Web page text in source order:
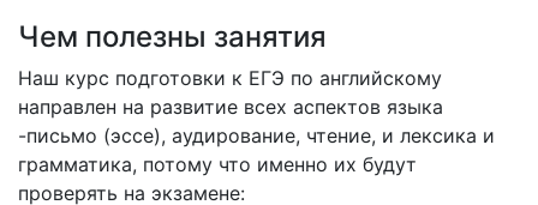
Чем полезны занятия
Наш курс подготовки к ЕГЭ по английскому
направлен на развитие всех аспектов языка
-письмо (эссе), аудирование, чтение, и лексика и
грамматика, потому что именно их будут
проверять на экзамене: